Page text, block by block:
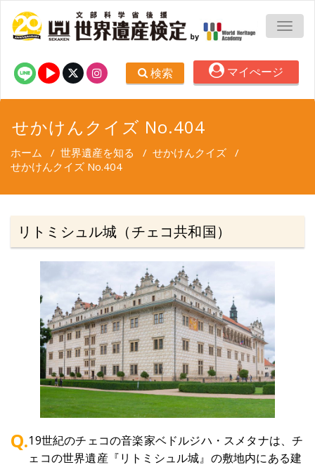
検索 マイぺージ
せかけんクイズ No.404
ホーム / 世界遺産を知る / せかけんクイズ /
せかけんクイズ No.404
リトミシュル城（チェコ共和国）
Q.19世紀のチェコの音楽家ベドルジハ・スメタナは、チ
ェコの世界遺産『リトミシュル城』の敷地内にある建